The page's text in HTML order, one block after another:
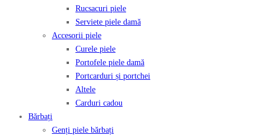
Rucsacuri piele
Serviete piele damă
Accesorii piele
Curele piele
Portofele piele damă
Portcarduri și portchei
Altele
Carduri cadou
Bărbați
Genți piele bărbați